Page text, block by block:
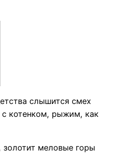
слышится смех
котенком, рыжим, как
меловые горы